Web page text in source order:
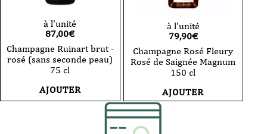
à l'unité
87,00€
Champagne Ruinart brut -
rosé (sans seconde peau)
75 cl
AJOUTER
à l'unité
79,90€
Champagne Rosé Fleury
Rosé de Saignée Magnum
150 cl
AJOUTER